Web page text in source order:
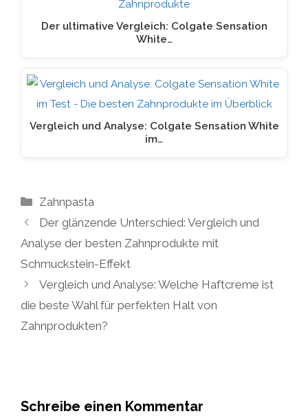
Der ultimative Vergleich: Colgate Sensation
White…
Vergleich und Analyse: Colgate Sensation White
im…
Kategorien
Zahnpasta
Der glänzende Unterschied: Vergleich und
Analyse der besten Zahnprodukte mit
Schmuckstein-Effekt
Vergleich und Analyse: Welche Haftcreme ist
die beste Wahl für perfekten Halt von
Zahnprodukten?
Schreibe einen Kommentar